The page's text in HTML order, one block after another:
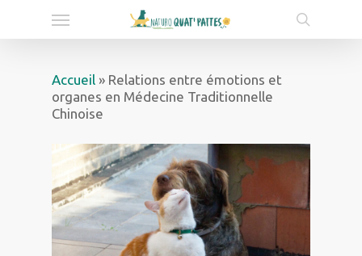
main
search
Menu
Accueil » Relations entre émotions et
organes en Médecine Traditionnelle
Chinoise